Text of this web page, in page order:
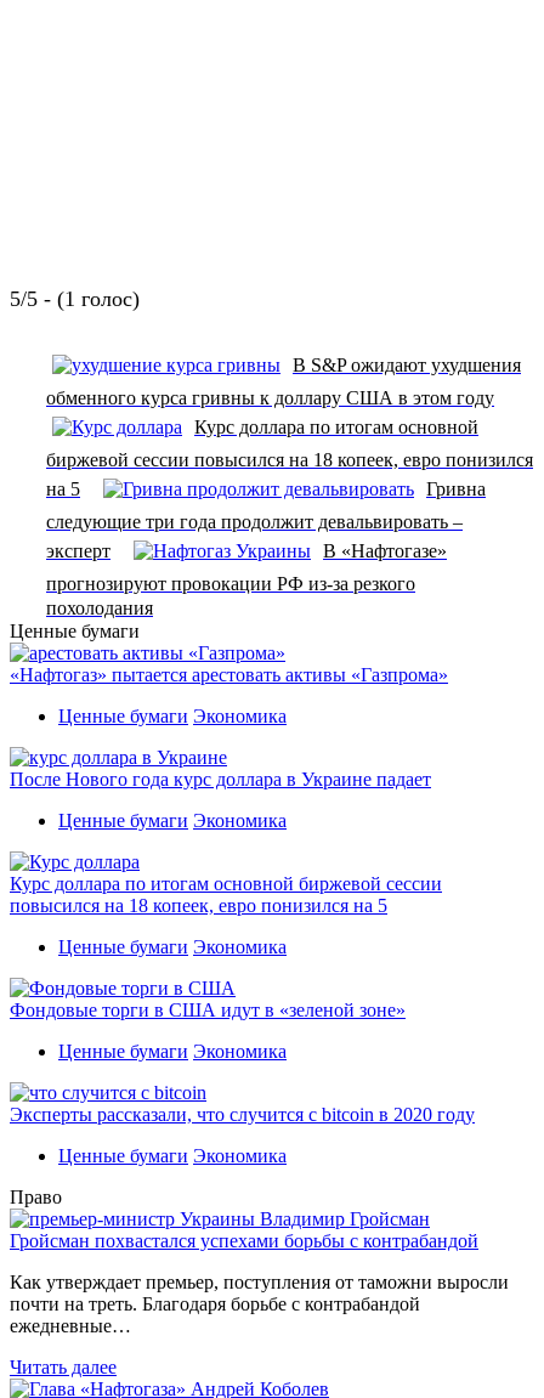
5/5 - (1 голос)
В S&P ожидают ухудшения
обменного курса гривны к доллару США в этом году
Курс доллара по итогам основной
биржевой сессии повысился на 18 копеек, евро понизился
на 5
Гривна
следующие три года продолжит девальвировать –
эксперт
В «Нафтогазе»
прогнозируют провокации РФ из-за резкого
похолодания
Ценные бумаги
«Нафтогаз» пытается арестовать активы «Газпрома»
Ценные бумаги Экономика
После Нового года курс доллара в Украине падает
Ценные бумаги Экономика
Курс доллара по итогам основной биржевой сессии
повысился на 18 копеек, евро понизился на 5
Ценные бумаги Экономика
Фондовые торги в США идут в «зеленой зоне»
Ценные бумаги Экономика
Эксперты рассказали, что случится с bitcoin в 2020 году
Ценные бумаги Экономика
Право
Гройсман похвастался успехами борьбы с контрабандой
Как утверждает премьер, поступления от таможни выросли
почти на треть. Благодаря борьбе с контрабандой
ежедневные…
Читать далее